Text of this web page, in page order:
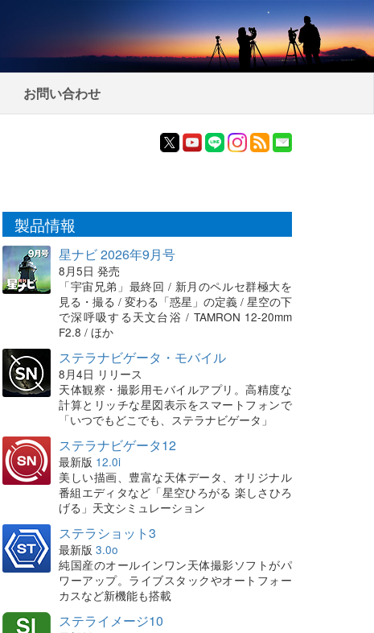
お問い合わせ
製品情報
星ナビ 2026年9月号
8月5日 発売
「宇宙兄弟」最終回 / 新月のペルセ群極大を
見る・撮る / 変わる「惑星」の定義 / 星空の下
で深呼吸する天文台浴 / TAMRON 12-20mm
F2.8 / ほか
ステラナビゲータ・モバイル
8月4日 リリース
天体観察・撮影用モバイルアプリ。高精度な
計算とリッチな星図表示をスマートフォンで
「いつでもどこでも、ステラナビゲータ」
ステラナビゲータ12
最新版 12.0i
美しい描画、豊富な天体データ、オリジナル
番組エディタなど「星空ひろがる 楽しさひろ
げる」天文シミュレーション
ステラショット3
最新版 3.0o
純国産のオールインワン天体撮影ソフトがパ
ワーアップ。ライブスタックやオートフォー
カスなど新機能も搭載
ステライメージ10